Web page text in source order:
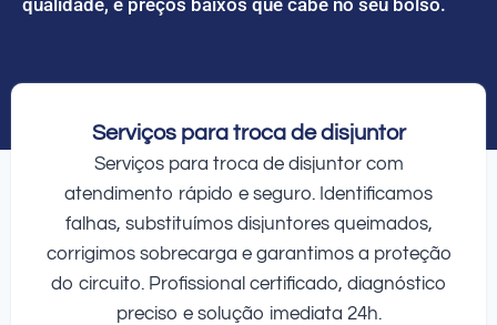
Serviços para troca de disjuntor
Serviços para troca de disjuntor com
atendimento rápido e seguro. Identificamos
falhas, substituímos disjuntores queimados,
corrigimos sobrecarga e garantimos a proteção
do circuito. Profissional certificado, diagnóstico
preciso e solução imediata 24h.